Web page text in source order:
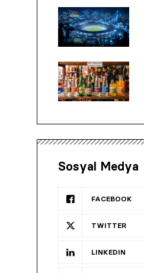
Sosyal Medya
FACEBOOK
TWITTER
LINKEDIN